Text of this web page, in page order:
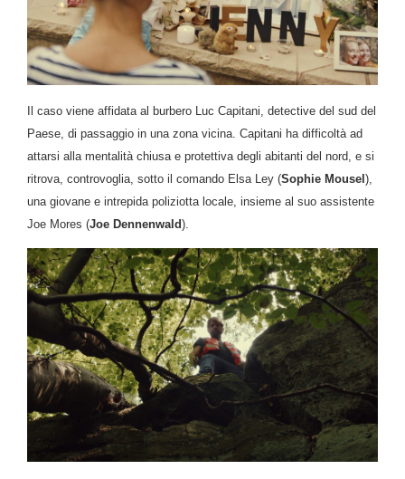
Il caso viene affidata al burbero Luc Capitani, detective del sud del
Paese, di passaggio in una zona vicina. Capitani ha difficoltà ad
attarsi alla mentalità chiusa e protettiva degli abitanti del nord, e si
ritrova, controvoglia, sotto il comando Elsa Ley (Sophie Mousel ),
una giovane e intrepida poliziotta locale, insieme al suo assistente
Joe Mores (Joe Dennenwald).